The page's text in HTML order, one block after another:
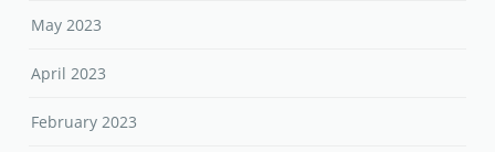
May 2023
April 2023
February 2023